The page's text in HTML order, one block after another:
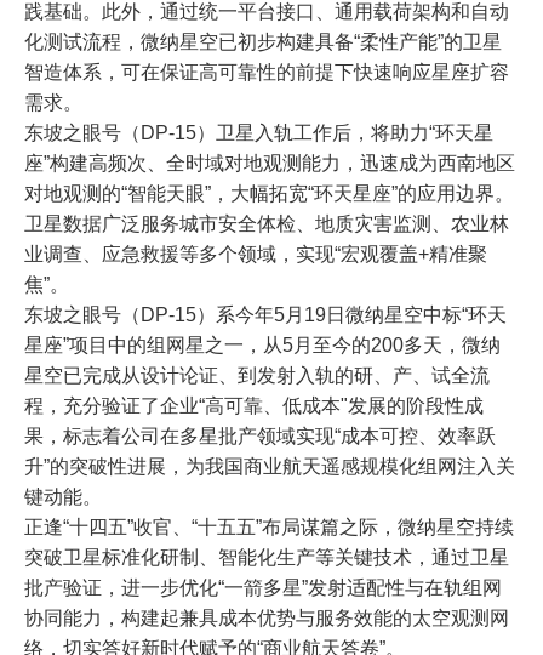
践基础。此外，通过统一平台接口、通用载荷架构和自动
化测试流程，微纳星空已初步构建具备“柔性产能”的卫星
智造体系，可在保证高可靠性的前提下快速响应星座扩容
需求。
东坡之眼号（DP-15）卫星入轨工作后，将助力“环天星
座”构建高频次、全时域对地观测能力，迅速成为西南地区
对地观测的“智能天眼”，大幅拓宽“环天星座”的应用边界。
卫星数据广泛服务城市安全体检、地质灾害监测、农业林
业调查、应急救援等多个领域，实现“宏观覆盖+精准聚
焦”。
东坡之眼号（DP-15）系今年5月19日微纳星空中标“环天
星座”项目中的组网星之一，从5月至今的200多天，微纳
星空已完成从设计论证、到发射入轨的研、产、试全流
程，充分验证了企业“高可靠、低成本"发展的阶段性成
果，标志着公司在多星批产领域实现“成本可控、效率跃
升”的突破性进展，为我国商业航天遥感规模化组网注入关
键动能。
正逢“十四五”收官、“十五五”布局谋篇之际，微纳星空持续
突破卫星标准化研制、智能化生产等关键技术，通过卫星
批产验证，进一步优化“一箭多星”发射适配性与在轨组网
协同能力，构建起兼具成本优势与服务效能的太空观测网
络，切实答好新时代赋予的“商业航天答卷”。